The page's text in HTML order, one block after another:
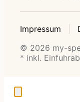
Impressum
© 2026 my-
* inkl.